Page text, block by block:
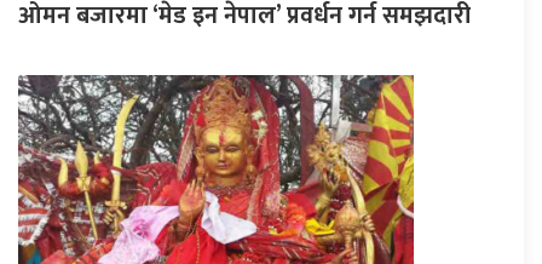
ओमन बजारमा ‘मेड इन नेपाल’ प्रवर्धन गर्न समझदारी